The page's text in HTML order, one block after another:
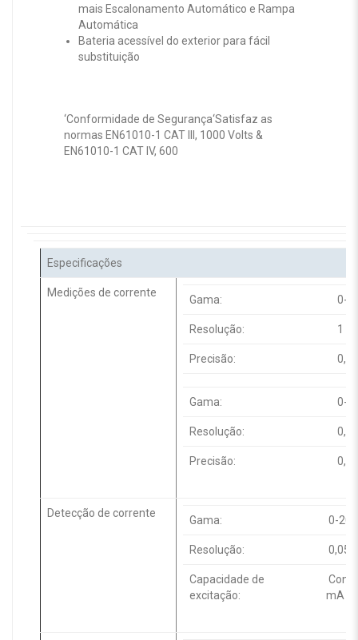
mais Escalonamento Automático e Rampa
Automática
Bateria acessível do exterior para fácil
substituição
‘Conformidade de Segurança‘Satisfaz as
normas EN61010-1 CAT III, 1000 Volts &
EN61010-1 CAT IV, 600
Especificações
Medições de corrente
Gama: 0-1
Resolução: 1
Precisão:
Gama: 0-
Resolução:
Precisão:
Detecção de corrente
Gama: 0-20
Resolução:
Capacidade de
excitação:
mA